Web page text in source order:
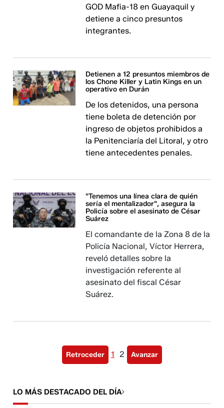
GOD Mafia-18 en Guayaquil y
detiene a cinco presuntos
integrantes.
Detienen a 12 presuntos miembros de
los Chone Killer y Latin Kings en un
operativo en Durán
De los detenidos, una persona
tiene boleta de detención por
ingreso de objetos prohibidos a
la Penitenciaría del Litoral, y otro
tiene antecedentes penales.
"Tenemos una línea clara de quién
sería el mentalizador", asegura la
Policía sobre el asesinato de César
Suárez
El comandante de la Zona 8 de la
Policía Nacional, Víctor Herrera,
reveló detalles sobre la
investigación referente al
asesinato del fiscal César
Suárez.
Retroceder 1 2 Avanzar
LO MÁS DESTACADO DEL DÍA